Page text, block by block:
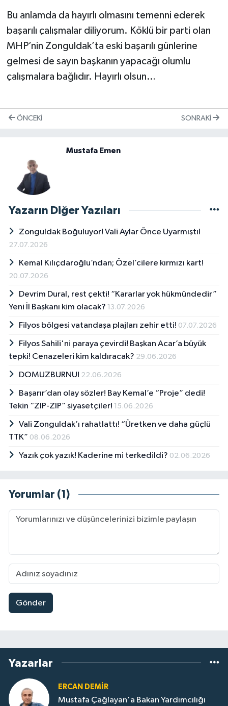
Bu anlamda da hayırlı olmasını temenni ederek
başarılı çalışmalar diliyorum. Köklü bir parti olan
MHP’nin Zonguldak’ta eski başarılı günlerine
gelmesi de sayın başkanın yapacağı olumlu
çalışmalara bağlıdır. Hayırlı olsun…
ÖNCEKI SONRAKI
Mustafa Emen
Yazarın Diğer Yazıları
Zonguldak Boğuluyor! Vali Aylar Önce Uyarmıştı!
27.07.2026
Kemal Kılıçdaroğlu’ndan; Özel’cilere kırmızı kart!
20.07.2026
Devrim Dural, rest çekti! “Kararlar yok hükmündedir”
Yeni İl Başkanı kim olacak? 13.07.2026
Filyos bölgesi vatandaşa plajları zehir etti! 07.07.2026
Filyos Sahili'ni paraya çevirdi! Başkan Acar’a büyük
tepki! Cenazeleri kim kaldıracak? 29.06.2026
DOMUZBURNU! 22.06.2026
Başarır’dan olay sözler! Bay Kemal’e “Proje” dedi!
Tekin “ZIP-ZIP” siyasetçiler! 15.06.2026
Vali Zonguldak’ı rahatlattı! “Üretken ve daha güçlü
TTK” 08.06.2026
Yazık çok yazık! Kaderine mi terkedildi? 02.06.2026
Yorumlar (1)
Gönder
Yazarlar
ERCAN DEMIR
Mustafa Çağlayan'a Bakan Yardımcılığı